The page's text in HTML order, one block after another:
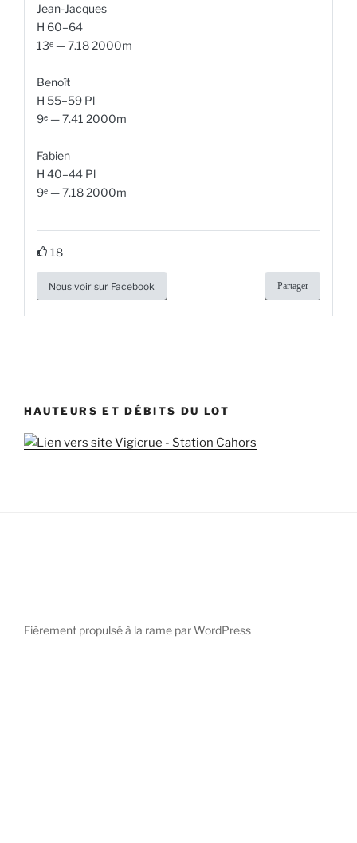
Jean-Jacques
H 60–64
13ᵉ — 7.18 2000m
Benoît
H 55–59 Pl
9ᵉ — 7.41 2000m
Fabien
H 40–44 Pl
9ᵉ — 7.18 2000m
18
Nous voir sur Facebook Partager
HAUTEURS ET DÉBITS DU LOT
Fièrement propulsé à la rame par WordPress